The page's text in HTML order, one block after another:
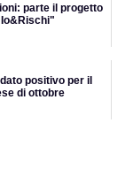
parte il progetto
positivo per il
di ottobre